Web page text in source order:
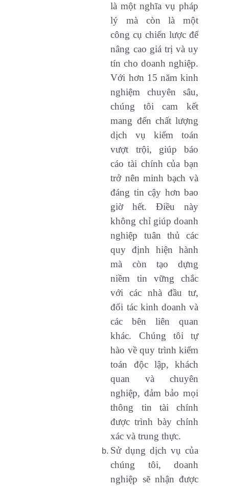
là một nghĩa vụ pháp
lý mà còn là một
công cụ chiến lược để
nâng cao giá trị và uy
tín cho doanh nghiệp.
Với hơn 15 năm kinh
nghiệm chuyên sâu,
chúng tôi cam kết
mang đến chất lượng
dịch vụ kiểm toán
vượt trội, giúp báo
cáo tài chính của bạn
trở nên minh bạch và
đáng tin cậy hơn bao
giờ hết. Điều này
không chỉ giúp doanh
nghiệp tuân thủ các
quy định hiện hành
mà còn tạo dựng
niềm tin vững chắc
với các nhà đầu tư,
đối tác kinh doanh và
các bên liên quan
khác. Chúng tôi tự
hào về quy trình kiểm
toán độc lập, khách
quan và chuyên
nghiệp, đảm bảo mọi
thông tin tài chính
được trình bày chính
xác và trung thực.
Sử dụng dịch vụ của
chúng tôi, doanh
nghiệp sẽ nhận được